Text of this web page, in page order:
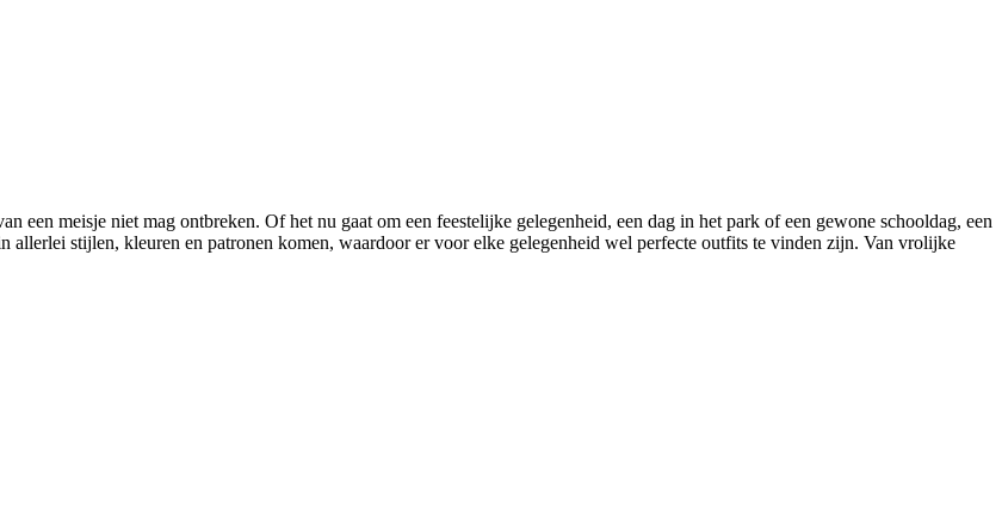
een meisje niet mag ontbreken. Of het nu gaat om een feestelijke gelegenheid, een dag in het park of een gewone schooldag, een
stijlen, kleuren en patronen komen, waardoor er voor elke gelegenheid wel perfecte outfits te vinden zijn. Van vrolijke